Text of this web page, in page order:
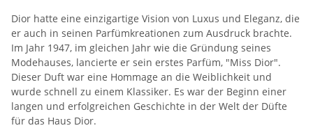
Dior hatte eine einzigartige Vision von Luxus und Eleganz, die
er auch in seinen Parfümkreationen zum Ausdruck brachte.
Im Jahr 1947, im gleichen Jahr wie die Gründung seines
Modehauses, lancierte er sein erstes Parfüm, "Miss Dior".
Dieser Duft war eine Hommage an die Weiblichkeit und
wurde schnell zu einem Klassiker. Es war der Beginn einer
langen und erfolgreichen Geschichte in der Welt der Düfte
für das Haus Dior.